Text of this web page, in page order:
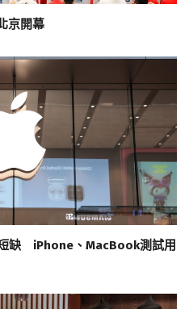
京開幕
缺 iPhone、MacBook測試用